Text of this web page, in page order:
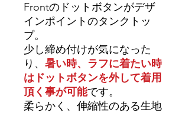
Frontのドットボタンがデザ
インポイントのタンクトッ
プ。
少し締め付けが気になった
り、 暑い時、ラフに着たい時
はドットボタンを外して着用
頂く事が可能です。
柔らかく、伸縮性のある生地